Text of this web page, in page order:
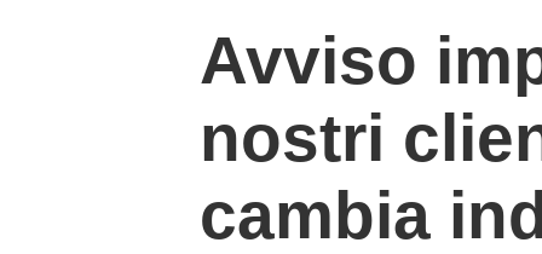
Avviso
nostri
cambia